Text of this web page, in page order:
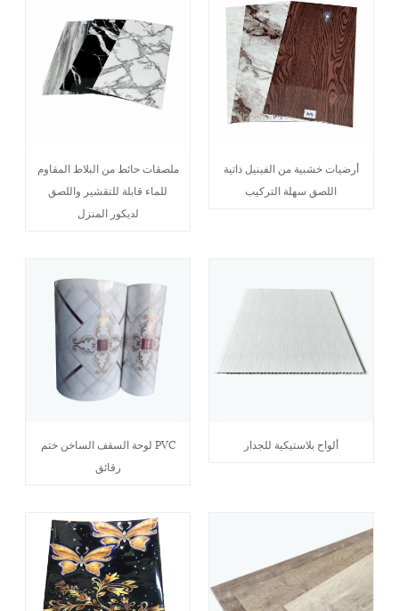
أرضيات خشبية من الفينيل ذاتية
اللصق سهلة التركيب
ملصقات حائط من البلاط المقاوم
للماء قابلة للتقشير واللصق
لديكور المنزل
ألواح بلاستيكية للجدار
PVC لوحة السقف الساخن ختم
رقائق